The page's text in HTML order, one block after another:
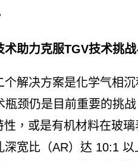
术助力克服TGV技术挑
个解决方案是化学气相
瓶颈仍是目前重要的挑
性，或是有机材料在玻
深宽比（AR）达 10:1